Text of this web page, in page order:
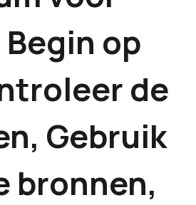
op
de
Gebruik
bronnen,